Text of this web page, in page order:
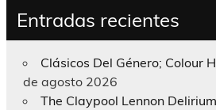
Entradas recientes
Clásicos Del Género; Colour
de agosto 2026
The Claypool Lennon